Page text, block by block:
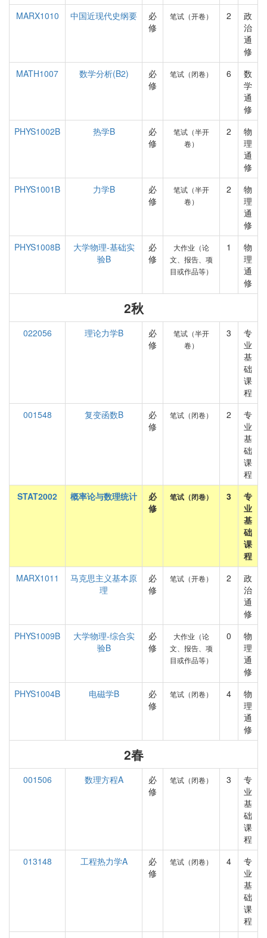
MARX1010
中国近现代史纲要
必
修
笔试（开卷） 2
政
治
通
修
MATH1007
数学分析(B2)
必
修
笔试（闭卷） 6
数
学
通
修
PHYS1002B
热学B
必
修
笔试（半开
卷）
2
物
理
通
修
PHYS1001B
力学B
必
修
笔试（半开
卷）
2
物
理
通
修
PHYS1008B
大学物理-基础实
验B
必
修
大作业（论
文、报告、项
目或作品等）
1
物
理
通
修
2秋
022056 理论力学B
必
修
笔试（半开
卷）
3
专
业
基
础
课
程
001548
复变函数B
必
修
笔试（闭卷） 2
专
业
基
础
课
程
STAT2002
概率论与数理统计
必
修
笔试（闭卷） 3
专
业
基
础
课
程
MARX1011
马克思主义基本原
理
必
修
笔试（开卷） 2
政
治
通
修
PHYS1009B
大学物理-综合实
验B
必
修
大作业（论
文、报告、项
目或作品等）
0
物
理
通
修
PHYS1004B
电磁学B
必
修
笔试（闭卷） 4
物
理
通
修
2春
001506 数理方程A
必
修
笔试（闭卷） 3
专
业
基
础
课
程
013148
工程热力学A
必
修
笔试（闭卷） 4
专
业
基
础
课
程